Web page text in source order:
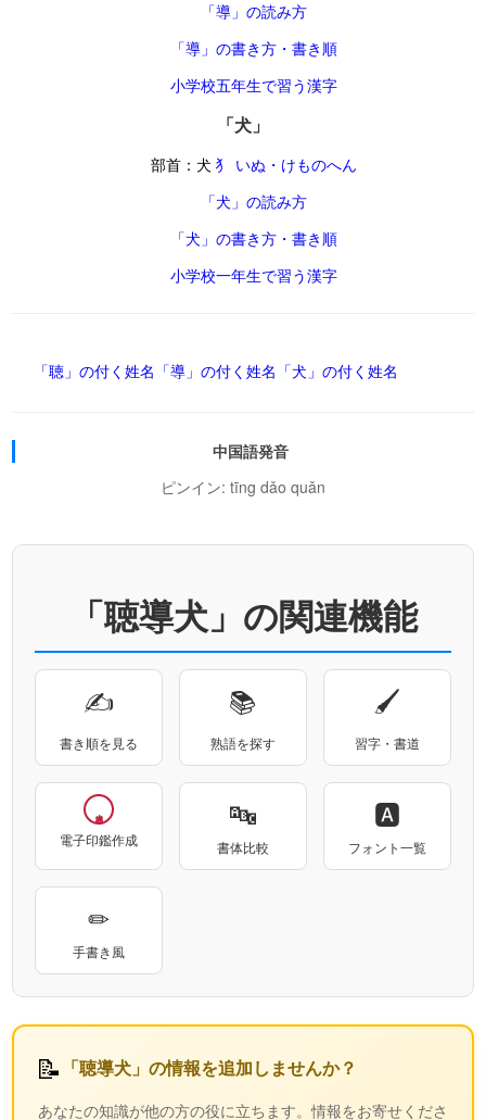
「導」の読み方
「導」の書き方・書き順
小学校五年生で習う漢字
「犬」
部首：犬 犭 いぬ・けものへん
「犬」の読み方
「犬」の書き方・書き順
小学校一年生で習う漢字
「聴」の付く姓名 「導」の付く姓名 「犬」の付く姓名
中国語発音
ピンイン: tīng dǎo quǎn
「聴導犬」の関連機能
✍
書き順を見る
📚
熟語を探す
🖌
習字・書道
電子印鑑作成
🔤
書体比較
🅰
フォント一覧
✏
手書き風
📝 「聴導犬」の情報を追加しませんか？
あなたの知識が他の方の役に立ちます。情報をお寄せくださ